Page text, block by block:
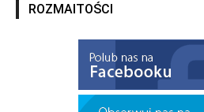
ROZMAITOŚCI